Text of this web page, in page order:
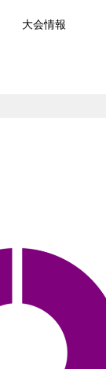
大会情報